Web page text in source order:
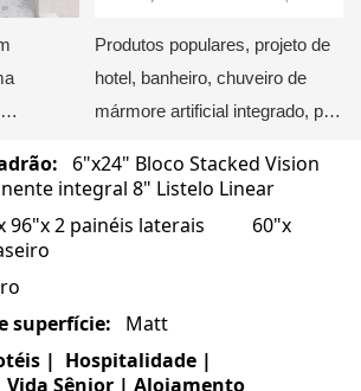
Produtos populares, projeto de
hotel, banheiro, chuveiro de
mármore artificial integrado, pan
6"x24" Bloco Stacked Vision
integral 8" Listelo Linear
96"x 2 painéis laterais 60"x
traseiro
superfície:
Matt
| Hospitalidade |
Sênior | Alojamento